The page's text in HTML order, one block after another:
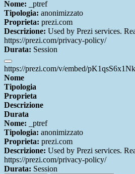
Nome: _ptref
Tipologia: anonimizzato
Proprieta: prezi.com
Descrizione: Used by Prezi services.
https://prezi.com/privacy-policy/
Durata: Session
https://prezi.com/v/embed/
Nome
Tipologia
Proprieta
Descrizione
Durata
Nome: _ptref
Tipologia: anonimizzato
Proprieta: prezi.com
Descrizione: Used by Prezi services.
https://prezi.com/privacy-policy/
Durata: Session